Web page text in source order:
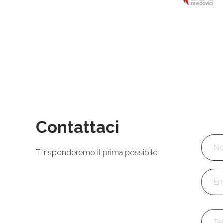
Contattaci
Ti risponderemo il prima possibile.
Email